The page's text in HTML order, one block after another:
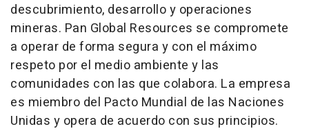
descubrimiento, desarrollo y operaciones
mineras. Pan Global Resources se compromete
a operar de forma segura y con el máximo
respeto por el medio ambiente y las
comunidades con las que colabora. La empresa
es miembro del Pacto Mundial de las Naciones
Unidas y opera de acuerdo con sus principios.